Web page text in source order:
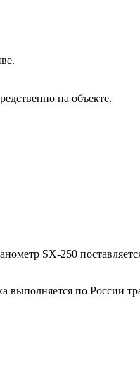
на объекте.
SX-250
выполняется по России